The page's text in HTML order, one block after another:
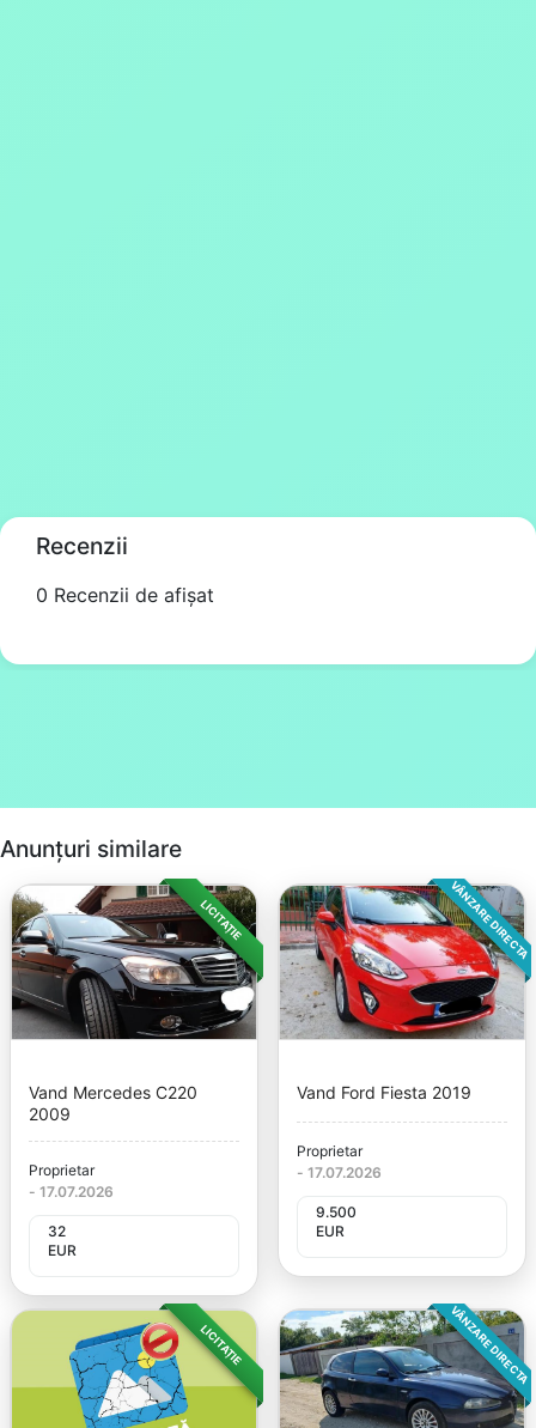
Recenzii
0 Recenzii de afișat
Anunțuri similare
LICITAȚIE
Vand Mercedes C220
2009
Proprietar
- 17.07.2026
32
EUR
VÂNZARE DIRECTA
Vand Ford Fiesta 2019
Proprietar
- 17.07.2026
9.500
EUR
LICITAȚIE VÂNZARE DIRECTA